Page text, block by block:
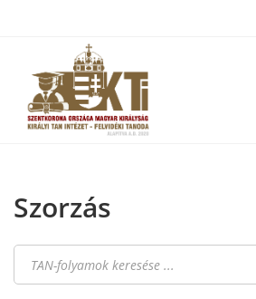
Szorzás